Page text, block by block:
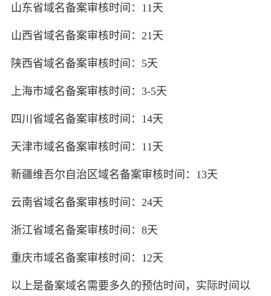
山东省域名备案审核时间：11天
山西省域名备案审核时间：21天
陕西省域名备案审核时间：5天
上海市域名备案审核时间：3-5天
四川省域名备案审核时间：14天
天津市域名备案审核时间：11天
新疆维吾尔自治区域名备案审核时间：13天
云南省域名备案审核时间：24天
浙江省域名备案审核时间：8天
重庆市域名备案审核时间：12天
以上是备案域名需要多久的预估时间，实际时间以